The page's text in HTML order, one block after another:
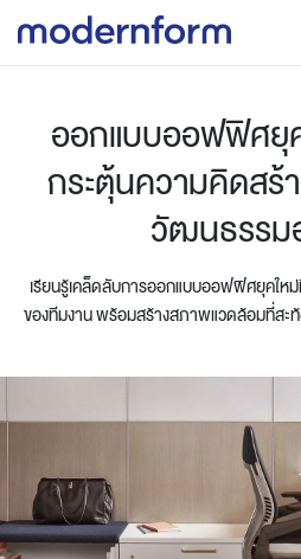
ออกแบบออฟฟิศยุค
กระตุ้นความคิดสร้
วัฒนธรรม
เรียนรู้เคล็ดลับการออกแบบออฟฟิศยุคให
ของทีมงาน พร้อมสร้างสภาพแวดล้อมที่สะ